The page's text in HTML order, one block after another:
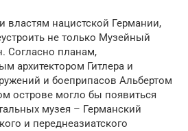
властям нацистской Германии,
не только Музейный
Согласно планам,
архитектором Гитлера и
и боеприпасов Альбертом
острове могло бы появиться
музея – Германский
и переднеазиатского